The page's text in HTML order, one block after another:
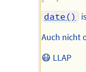
date()
Auch nicht
😷 LLAP